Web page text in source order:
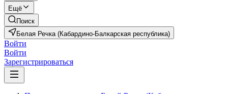
Ещё
Поиск
Белая Речка (Кабардино-Балкарская республика)
Войти
Войти
Зарегистрироваться